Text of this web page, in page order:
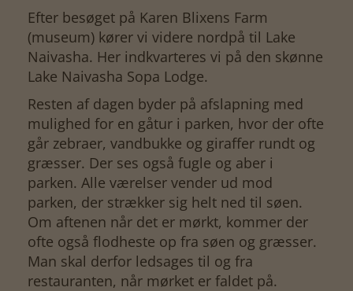
Efter besøget på Karen Blixens Farm
(museum) kører vi videre nordpå til Lake
Naivasha. Her indkvarteres vi på den skønne
Lake Naivasha Sopa Lodge.
Resten af dagen byder på afslapning med
mulighed for en gåtur i parken, hvor der ofte
går zebraer, vandbukke og giraffer rundt og
græsser. Der ses også fugle og aber i
parken. Alle værelser vender ud mod
parken, der strækker sig helt ned til søen.
Om aftenen når det er mørkt, kommer der
ofte også flodheste op fra søen og græsser.
Man skal derfor ledsages til og fra
restauranten, når mørket er faldet på.